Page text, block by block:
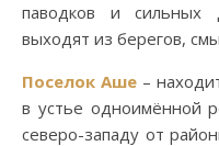
паводков и сильных
выходят из берегов,
Поселок Аше–
в устье одноимённой
северо-западу от